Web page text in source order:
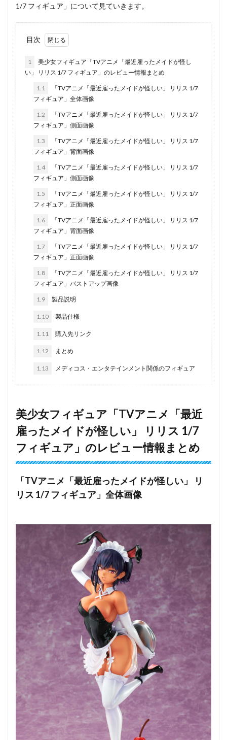
1/7 フィギュア」について見ていきます。
目次
1
美少女フィギュア「TVアニメ「最近雇ったメイドが怪し
い」 リリス 1/7 フィギュア」のレビュー情報まとめ
1.1
「TVアニメ「最近雇ったメイドが怪しい」 リリス 1/7
フィギュア」全体画像
1.2
「TVアニメ「最近雇ったメイドが怪しい」 リリス 1/7
フィギュア」側面画像
1.3
「TVアニメ「最近雇ったメイドが怪しい」 リリス 1/7
フィギュア」背面画像
1.4
「TVアニメ「最近雇ったメイドが怪しい」 リリス 1/7
フィギュア」側面画像
1.5
「TVアニメ「最近雇ったメイドが怪しい」 リリス 1/7
フィギュア」正面画像
1.6
「TVアニメ「最近雇ったメイドが怪しい」 リリス 1/7
フィギュア」背面画像
1.7
「TVアニメ「最近雇ったメイドが怪しい」 リリス 1/7
フィギュア」正面画像
1.8
「TVアニメ「最近雇ったメイドが怪しい」 リリス 1/7
フィギュア」バストアップ画像
1.9 製品説明
1.10 製品仕様
1.11 購入先リンク
1.12 まとめ
1.13 メディコス・エンタテインメント関係のフィギュア
美少女フィギュア「TVアニメ「最近
雇ったメイドが怪しい」 リリス 1/7
フィギュア」のレビュー情報まとめ
「TVアニメ「最近雇ったメイドが怪しい」 リ
リス 1/7 フィギュア」全体画像